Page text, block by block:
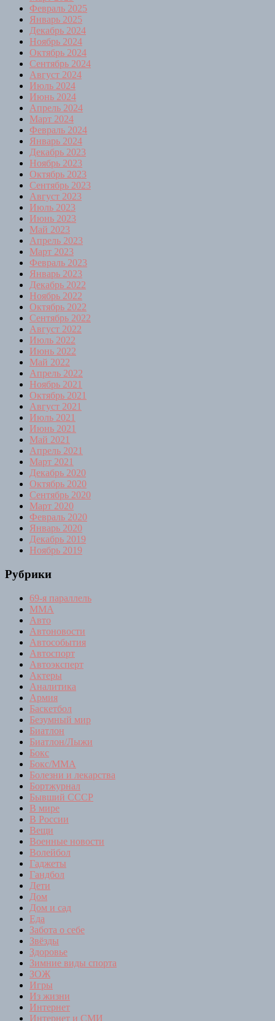
Февраль 2025
Январь 2025
Декабрь 2024
Ноябрь 2024
Октябрь 2024
Сентябрь 2024
Август 2024
Июль 2024
Июнь 2024
Апрель 2024
Март 2024
Февраль 2024
Январь 2024
Декабрь 2023
Ноябрь 2023
Октябрь 2023
Сентябрь 2023
Август 2023
Июль 2023
Июнь 2023
Май 2023
Апрель 2023
Март 2023
Февраль 2023
Январь 2023
Декабрь 2022
Ноябрь 2022
Октябрь 2022
Сентябрь 2022
Август 2022
Июль 2022
Июнь 2022
Май 2022
Апрель 2022
Ноябрь 2021
Октябрь 2021
Август 2021
Июль 2021
Июнь 2021
Май 2021
Апрель 2021
Март 2021
Декабрь 2020
Октябрь 2020
Сентябрь 2020
Март 2020
Февраль 2020
Январь 2020
Декабрь 2019
Ноябрь 2019
Рубрики
69-я параллель
MMA
Авто
Автоновости
Автособытия
Автоспорт
Автоэксперт
Актеры
Аналитика
Армия
Баскетбол
Безумный мир
Биатлон
Биатлон/Лыжи
Бокс
Бокс/MMA
Болезни и лекарства
Бортжурнал
Бывший СССР
В мире
В России
Вещи
Военные новости
Волейбол
Гаджеты
Гандбол
Дети
Дом
Дом и сад
Еда
Забота о себе
Звёзды
Здоровье
Зимние виды спорта
ЗОЖ
Игры
Из жизни
Интернет
Интернет и СМИ